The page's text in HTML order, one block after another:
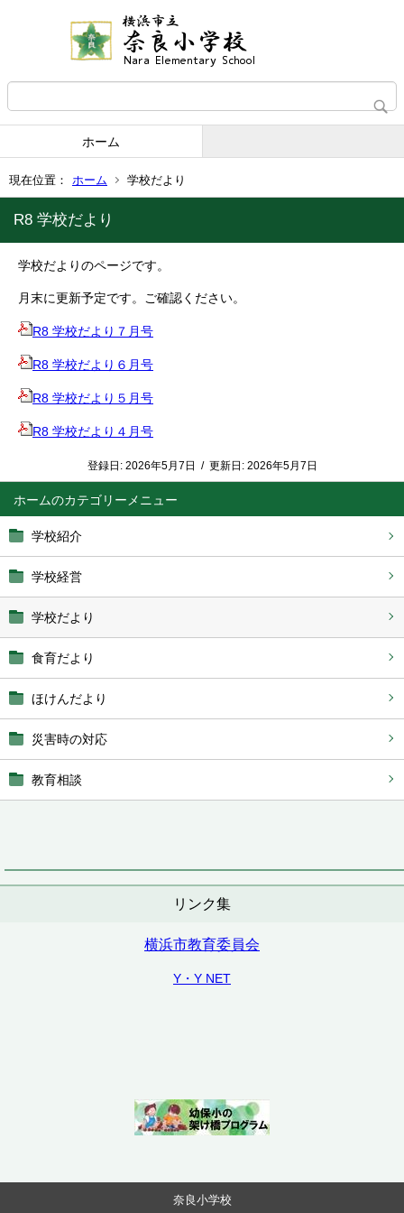
ホーム
現在位置： ホーム 学校だより
ホーム
学校紹介
学校経営
学校だより
食育だより
ほけんだより
災害時の対応
教育相談
リンク集
横浜市教育委員会
Y・Y NET
R8 学校だより
学校だよりのページです。
月末に更新予定です。ご確認ください。
R8 学校だより７月号
R8 学校だより６月号
R8 学校だより５月号
R8 学校だより４月号
登録日: 2026年5月7日 / 更新日: 2026年5月7日
奈良小学校